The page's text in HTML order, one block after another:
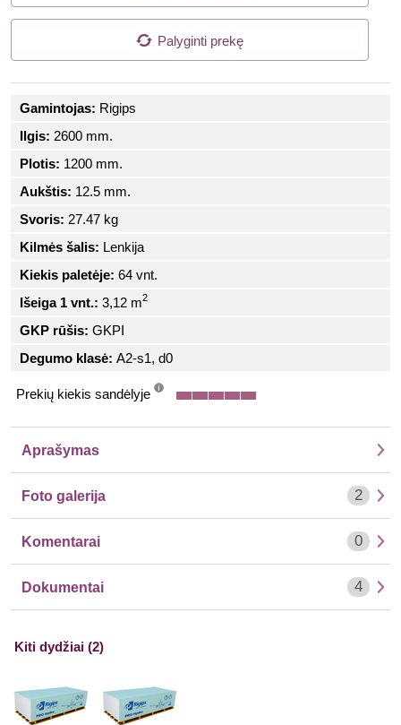
Palyginti prekę
Gamintojas: Rigips
Ilgis: 2600 mm.
Plotis: 1200 mm.
Aukštis: 12.5 mm.
Svoris: 27.47 kg
Kilmės šalis: Lenkija
Kiekis paletėje: 64 vnt.
Išeiga 1 vnt.: 3,12 m2
GKP rūšis: GKPI
Degumo klasė: A2-s1, d0
Prekių kiekis sandėlyje
Aprašymas
Foto galerija 2
Komentarai 0
Dokumentai 4
Kiti dydžiai (2)